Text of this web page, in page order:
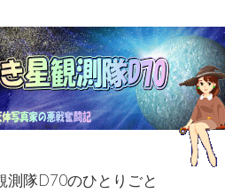
測隊D70のひとりごと